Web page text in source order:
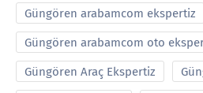
Güngören arabamcom ekspertiz
Güngören arabamcom oto
Güngören Araç Ekspertiz